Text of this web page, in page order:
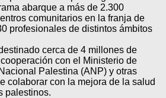
abarque a más de 2.300
comunitarios en la franja de
profesionales de distintos ámbitos
cerca de 4 millones de
con el Ministerio de
Palestina (ANP) y otras
colaborar con la mejora de la salud
palestinos.